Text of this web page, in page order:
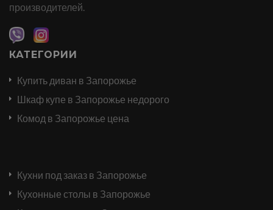
производителей.
КАТЕГОРИИ
Купить диван в Запорожье
Шкаф купе в Запорожье недорого
Комод в Запорожье цена
Кухни под заказ в Запорожье
Кухонные столы в Запорожье